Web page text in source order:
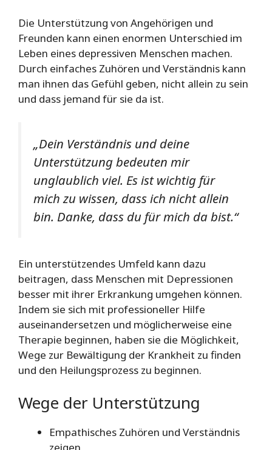
Die Unterstützung von Angehörigen und
Freunden kann einen enormen Unterschied im
Leben eines depressiven Menschen machen.
Durch einfaches Zuhören und Verständnis kann
man ihnen das Gefühl geben, nicht allein zu sein
und dass jemand für sie da ist.
„Dein Verständnis und deine
Unterstützung bedeuten mir
unglaublich viel. Es ist wichtig für
mich zu wissen, dass ich nicht allein
bin. Danke, dass du für mich da bist.“
Ein unterstützendes Umfeld kann dazu
beitragen, dass Menschen mit Depressionen
besser mit ihrer Erkrankung umgehen können.
Indem sie sich mit professioneller Hilfe
auseinandersetzen und möglicherweise eine
Therapie beginnen, haben sie die Möglichkeit,
Wege zur Bewältigung der Krankheit zu finden
und den Heilungsprozess zu beginnen.
Wege der Unterstützung
Empathisches Zuhören und Verständnis
zeigen